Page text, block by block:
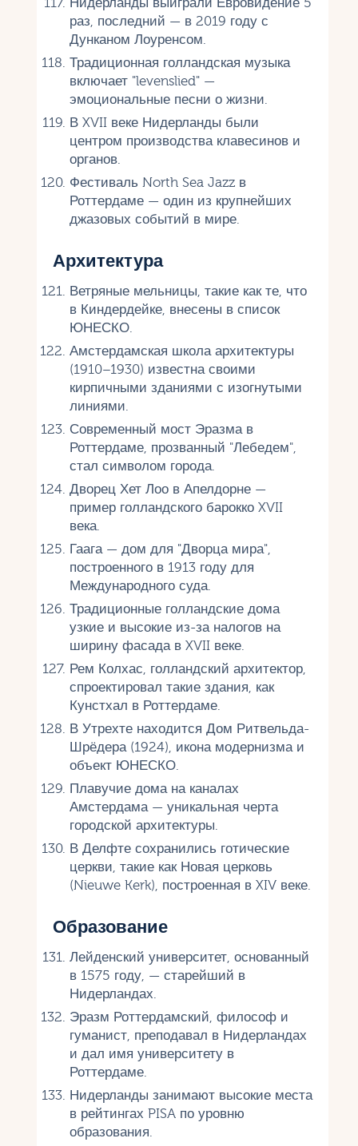
раз, последний — в 2019 году с
Дунканом Лоуренсом.
Традиционная голландская музыка
включает "levenslied" —
эмоциональные песни о жизни.
В XVII веке Нидерланды были
центром производства клавесинов и
органов.
Фестиваль North Sea Jazz в
Роттердаме — один из крупнейших
джазовых событий в мире.
Архитектура
Ветряные мельницы, такие как те, что
в Киндердейке, внесены в список
ЮНЕСКО.
Амстердамская школа архитектуры
(1910–1930) известна своими
кирпичными зданиями с изогнутыми
линиями.
Современный мост Эразма в
Роттердаме, прозванный "Лебедем",
стал символом города.
Дворец Хет Лоо в Апелдорне —
пример голландского барокко XVII
века.
Гаага — дом для "Дворца мира",
построенного в 1913 году для
Международного суда.
Традиционные голландские дома
узкие и высокие из-за налогов на
ширину фасада в XVII веке.
Рем Колхас, голландский архитектор,
спроектировал такие здания, как
Кунстхал в Роттердаме.
В Утрехте находится Дом Ритвельда-
Шрёдера (1924), икона модернизма и
объект ЮНЕСКО.
Плавучие дома на каналах
Амстердама — уникальная черта
городской архитектуры.
В Делфте сохранились готические
церкви, такие как Новая церковь
(Nieuwe Kerk), построенная в XIV веке.
Образование
Лейденский университет, основанный
в 1575 году, — старейший в
Нидерландах.
Эразм Роттердамский, философ и
гуманист, преподавал в Нидерландах
и дал имя университету в
Роттердаме.
Нидерланды занимают высокие места
в рейтингах PISA по уровню
образования.